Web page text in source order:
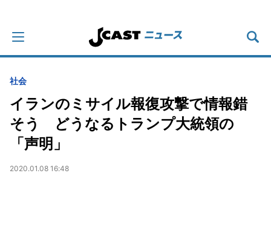
社会
イランのミサイル報復攻撃で情報錯
そう どうなるトランプ大統領の
「声明」
2020.01.08 16:48